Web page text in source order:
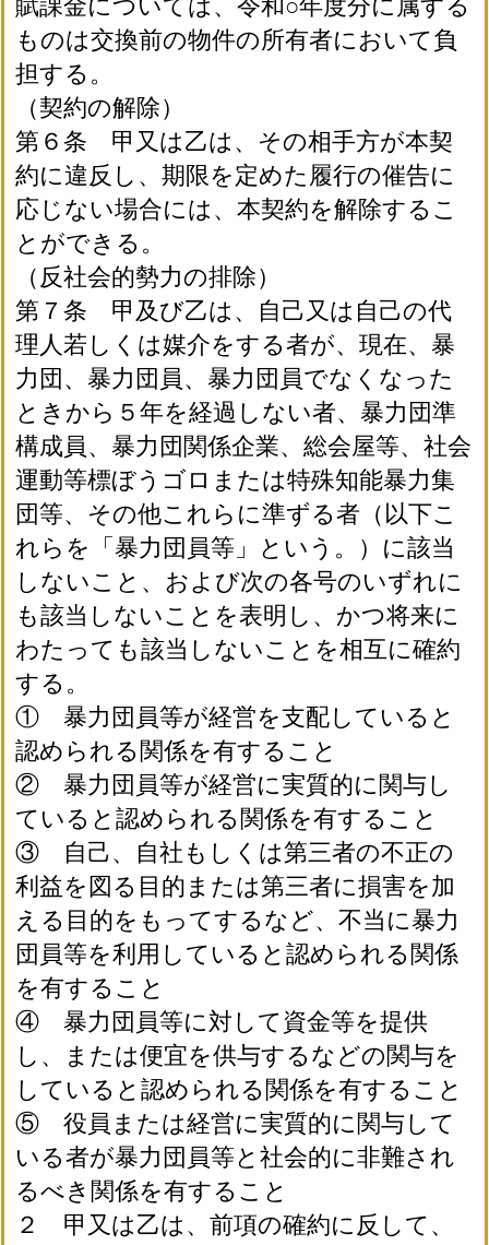
賦課金については、令和○年度分に属する
ものは交換前の物件の所有者において負
担する。
（契約の解除）
第６条 甲又は乙は、その相手方が本契
約に違反し、期限を定めた履行の催告に
応じない場合には、本契約を解除するこ
とができる。
（反社会的勢力の排除）
第７条 甲及び乙は、自己又は自己の代
理人若しくは媒介をする者が、現在、暴
力団、暴力団員、暴力団員でなくなった
ときから５年を経過しない者、暴力団準
構成員、暴力団関係企業、総会屋等、社会
運動等標ぼうゴロまたは特殊知能暴力集
団等、その他これらに準ずる者（以下こ
れらを「暴力団員等」という。）に該当
しないこと、および次の各号のいずれに
も該当しないことを表明し、かつ将来に
わたっても該当しないことを相互に確約
する。
① 暴力団員等が経営を支配していると
認められる関係を有すること
② 暴力団員等が経営に実質的に関与し
ていると認められる関係を有すること
③ 自己、自社もしくは第三者の不正の
利益を図る目的または第三者に損害を加
える目的をもってするなど、不当に暴力
団員等を利用していると認められる関係
を有すること
④ 暴力団員等に対して資金等を提供
し、または便宜を供与するなどの関与を
していると認められる関係を有すること
⑤ 役員または経営に実質的に関与して
いる者が暴力団員等と社会的に非難され
るべき関係を有すること
２ 甲又は乙は、前項の確約に反して、